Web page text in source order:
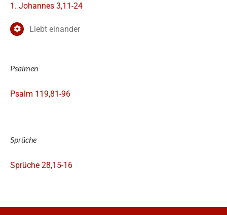
1. Johannes 3,11-24
Liebt einander
Psalmen
Psalm 119,81-96
Sprüche
Sprüche 28,15-16